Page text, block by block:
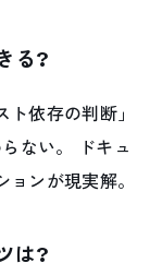
る?
依存の判断」
ない。 ドキュ
ンが現実解。
は?